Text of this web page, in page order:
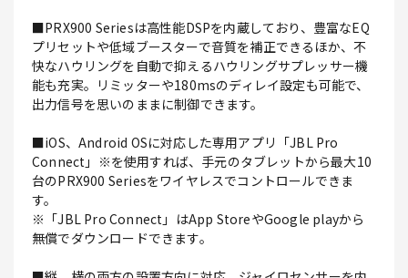
■PRX900 Seriesは高性能DSPを内蔵しており、豊富なEQ
プリセットや低域ブースターで音質を補正できるほか、不
快なハウリングを自動で抑えるハウリングサプレッサー機
能も充実。リミッターや180msのディレイ設定も可能で、
出力信号を思いのままに制御できます。
■iOS、Android OSに対応した専用アプリ「JBL Pro
Connect」※を使用すれば、手元のタブレットから最大10
台のPRX900 Seriesをワイヤレスでコントロールできま
す。
※「JBL Pro Connect」はApp StoreやGoogle playから
無償でダウンロードできます。